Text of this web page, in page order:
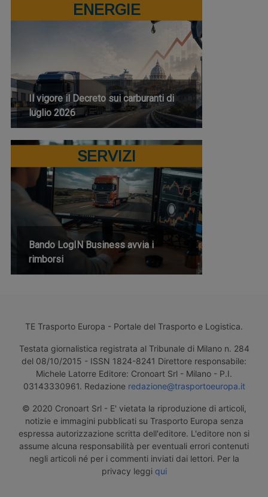
ENERGIE
Il vigore il Decreto sui carburanti di
luglio 2026
SERVIZI
Bando LogIN Business avvia i
rimborsi
TE Trasporto Europa - Portale del Trasporto e Logistica.
Testata giornalistica registrata al Tribunale di Milano n. 284
del 08/10/2015 - ISSN 1824-8241 Direttore responsabile:
Michele Latorre Editore: Cronoart Srl - Milano - P.I.
03143330961. Redazione redazione@trasportoeuropa.it
© 2020 Cronoart Srl - E' vietata la riproduzione di articoli,
notizie e immagini pubblicati su Trasporto Europa senza
espressa autorizzazione scritta dell'editore. L'editore non si
assume alcuna responsabilità per eventuali errori contenuti
negli articoli né per i commenti inviati dai lettori. Per la
privacy leggi qui